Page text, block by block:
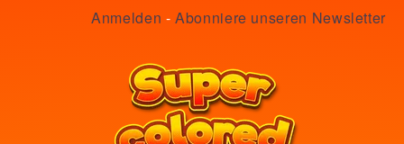
Anmelden -Abonniere unseren Newsletter